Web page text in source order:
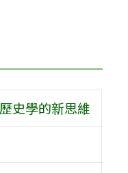
史學的新思維